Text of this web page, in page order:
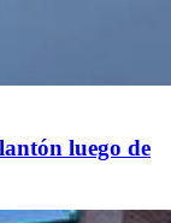
luego de